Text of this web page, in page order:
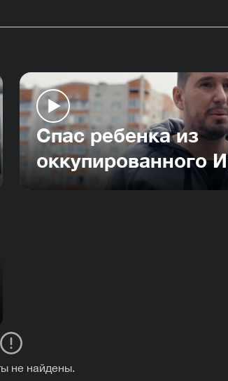
Спас ребенка из
оккупированного
не найдены.